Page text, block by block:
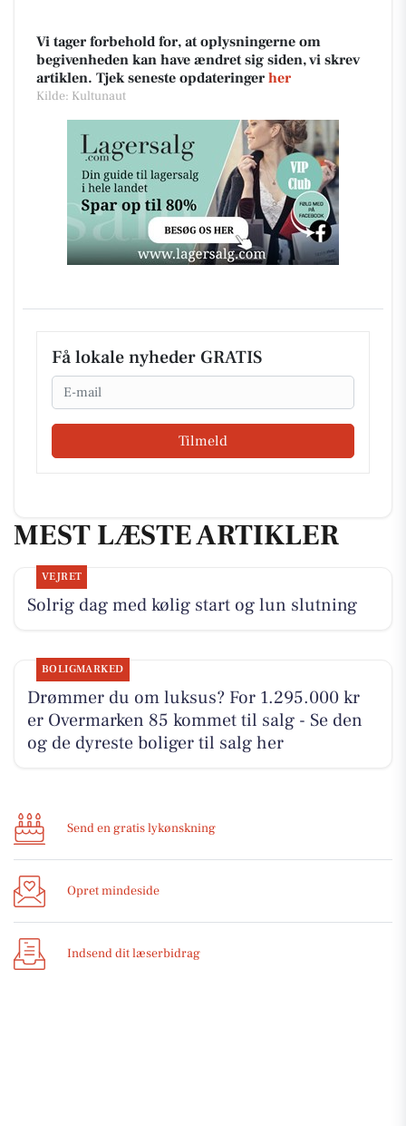
Vi tager forbehold for, at oplysningerne om
begivenheden kan have ændret sig siden, vi skrev
artiklen. Tjek seneste opdateringer her
Kilde: Kultunaut
Få lokale nyheder GRATIS
Email
Tilmeld
MEST LÆSTE ARTIKLER
VEJRET
Solrig dag med kølig start og lun slutning
BOLIGMARKED
Drømmer du om luksus? For 1.295.000 kr
er Overmarken 85 kommet til salg - Se den
og de dyreste boliger til salg her
Send en gratis lykønskning
Opret mindeside
Indsend dit læserbidrag